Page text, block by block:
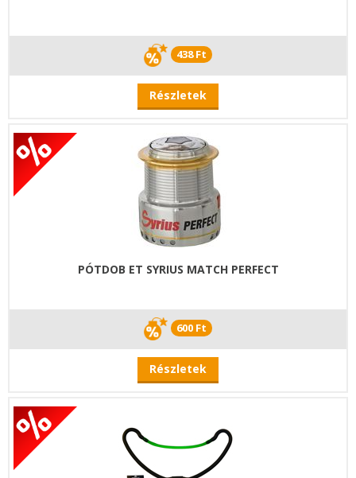
438 Ft
Részletek
PÓTDOB ET SYRIUS MATCH PERFECT
600 Ft
Részletek